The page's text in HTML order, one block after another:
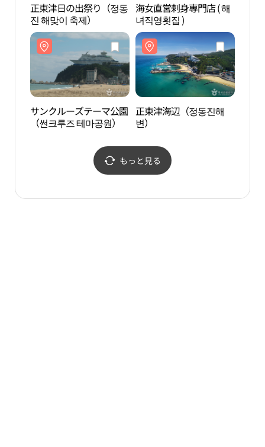
正東津日の出祭り（정동
진 해맞이 축제）
海女直営刺身専門店 ( 해
녀직영횟집 )
サンクルーズテーマ公園
（썬크루즈 테마공원）
正東津海辺（정동진해
변）
もっと見る